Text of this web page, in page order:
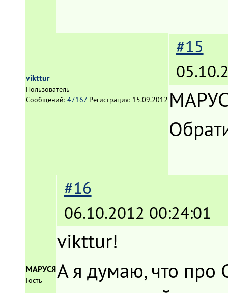
vikttur
Пользователь
Сообщений: 47167 Регистрация: 15.09.2012
#15
МАРУСЯ
Гость
#16
06.10.2012 00:24:01
vikttur!
А я думаю, что про